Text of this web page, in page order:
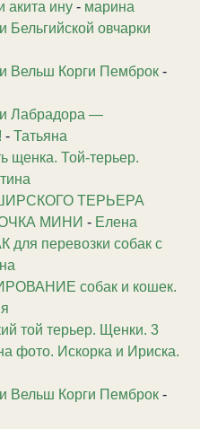
акита ину - марина
Бельгийской овчарки
Вельш Корги Пемброк -
Лабрадора —
- Татьяна
щенка. Той-терьер.
ТЕРЬЕРА
МИНИ - Елена
для перевозки собак с
собак и кошек.
той терьер. Щенки. 3
фото. Искорка и Ириска.
Вельш Корги Пемброк -